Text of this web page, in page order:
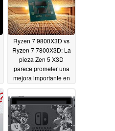
Ryzen 7 9800X3D vs
Ryzen 7 7800X3D: La
pieza Zen 5 X3D
parece prometer una
mejora importante en
aumento de la
velocidad de reloj
10/11/2024